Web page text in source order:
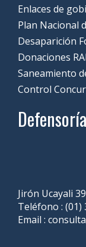
Enlaces de
Plan Nacional
Desaparición
Donaciones
Saneamiento
Control
Jirón Ucayali
Teléfono : (01)
Email :